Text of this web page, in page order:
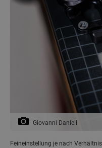
Giovanni Danieli
Feineinstellung je nach